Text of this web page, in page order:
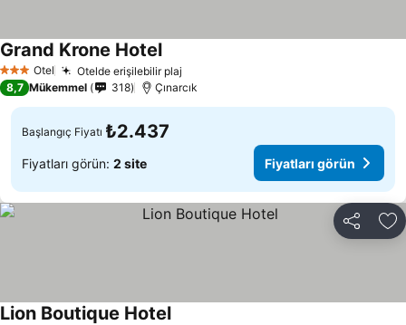
3 YıldızOtel Otelde erişilebilir plaj
Grand Krone Hotel
8,7 Mükemmel 318 Çınarcık
Başlangıç Fiyatı ₺2.437
Fiyatları görün: 2 site Fiyatları görün
Paylaş
Lion Boutique Hotel